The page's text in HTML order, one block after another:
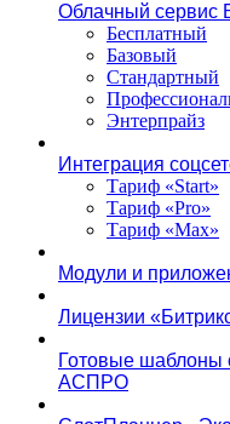
Облачный сервис
Бесплатный
Базовый
Стандартный
Энтерпрайз
Интеграция
Тариф «Start»
Тариф «Pro»
Тариф «Max»
Модули и
Лицензии
Готовые шаблоны
АСПРО